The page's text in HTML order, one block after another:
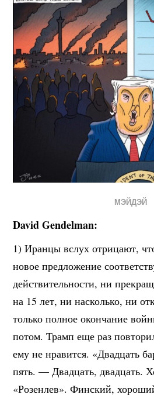
МЭЙДЭЙ
David Gendelman:
1) Иранцы вслух отрицают,
новое предложение
действительности, ни
на 15 лет, ни насколько, ни
только полное окончание
потом. Трамп еще раз
ему не нравится. «Двадцать
пять. — Двадцать, двадцать.
«Розенлев». Финский,